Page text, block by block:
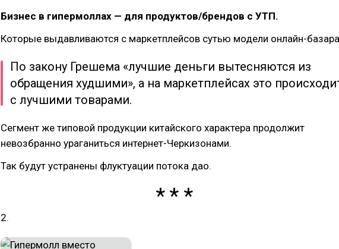
Бизнес в гипермоллах — для продуктов/брендов с УТП.
Которые выдавливаются с маркетплейсов сутью модели онлайн-
По закону Грешема «лучшие деньги вытесняются из
обращения худшими», а на маркетплейсах это
с лучшими товарами.
Сегмент же типовой продукции китайского характера продолжит
невозбранно ураганиться интернет-Черкизонами.
Так будут устранены флуктуации потока дао.
2.